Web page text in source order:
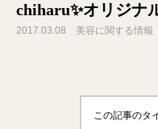
chiharu✨オリジナ
2017.03.08 美容に関する情報
この記事のタ